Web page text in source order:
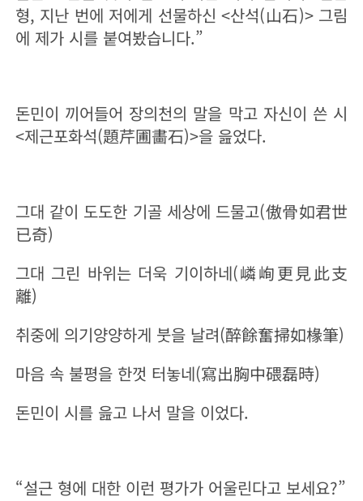
형, 지난 번에 저에게 선물하신 <산석(山石)> 그림
에 제가 시를 붙여봤습니다.”
돈민이 끼어들어 장의천의 말을 막고 자신이 쓴 시
<제근포화석(題芹圃畵石)>을 읊었다.
그대 같이 도도한 기골 세상에 드물고(傲骨如君世
已奇)
그대 그린 바위는 더욱 기이하네(嶙峋更見此支
離)
취중에 의기양양하게 붓을 날려(醉餘奮掃如椽筆)
마음 속 불평을 한껏 터놓네(寫出胸中碨磊時)
돈민이 시를 읊고 나서 말을 이었다.
“설근 형에 대한 이런 평가가 어울린다고 보세요?”